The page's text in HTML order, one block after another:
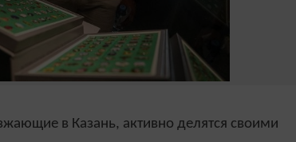
в Казань, активно делятся своими